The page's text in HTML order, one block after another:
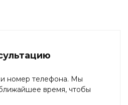
номер телефона. Мы
время, чтобы